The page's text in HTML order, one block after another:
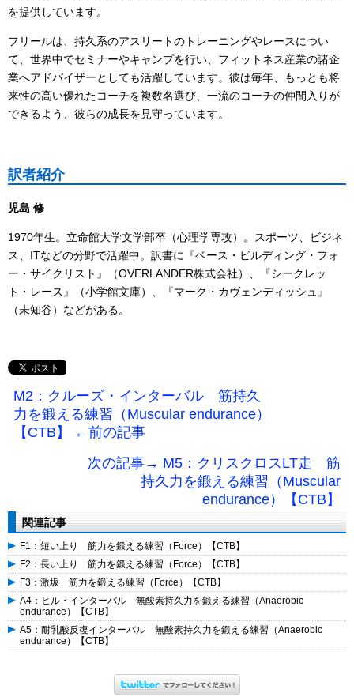
を提供しています。
フリールは、持久系のアスリートのトレーニングやレースについ
て、世界中でセミナーやキャンプを行い、フィットネス産業の諸企
業へアドバイザーとしても活躍しています。彼は毎年、もっとも将
来性の高い優れたコーチを複数名選び、一流のコーチの仲間入りが
できるよう、彼らの成長を見守っています。
訳者紹介
児島 修
1970年生。立命館大学文学部卒（心理学専攻）。スポーツ、ビジネ
ス、ITなどの分野で活躍中。訳書に『ベース・ビルディング・フォ
ー・サイクリスト』（OVERLANDER株式会社）、『シークレッ
ト・レース』（小学館文庫）、『マーク・カヴェンディッシュ』
（未知谷）などがある。
M2：クルーズ・インターバル 筋持久
力を鍛える練習（Muscular endurance）
【CTB】 ←前の記事
次の記事→ M5：クリスクロスLT走 筋
持久力を鍛える練習（Muscular
endurance）【CTB】
関連記事
F1：短い上り 筋力を鍛える練習（Force）【CTB】
F2：長い上り 筋力を鍛える練習（Force）【CTB】
F3：激坂 筋力を鍛える練習（Force）【CTB】
A4：ヒル・インターバル 無酸素持久力を鍛える練習（Anaerobic
endurance）【CTB】
A5：耐乳酸反復インターバル 無酸素持久力を鍛える練習（Anaerobic
endurance）【CTB】